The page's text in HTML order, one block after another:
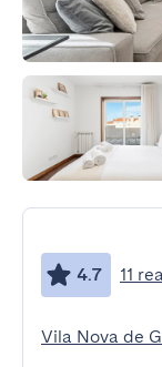
4.7 11
Vila Nova de